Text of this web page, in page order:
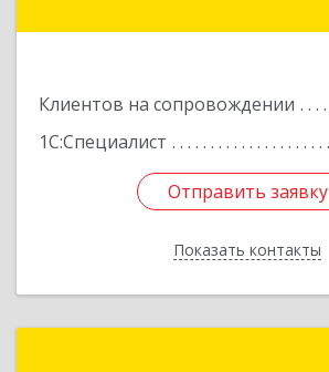
Клиентов на сопровождении
1С:Специалист
Отправить заявку
Показать контакты
Отправить заявку
Назад